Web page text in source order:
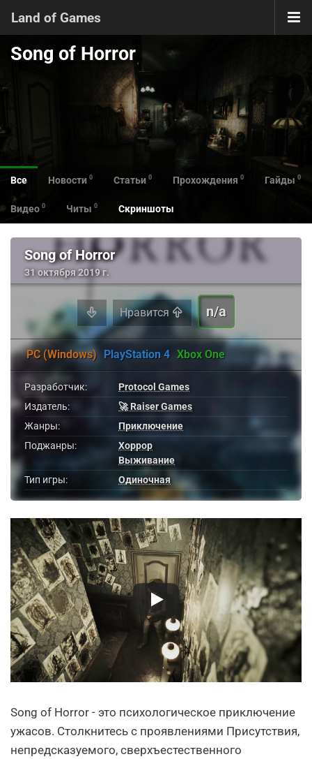
Land of Games
Song of Horror
Все Новости 0 Статьи 0 Прохождения 0 Гайды 0
Видео 0 Читы 0 Скриншоты
Song of Horror
31 октября 2019 г.
Нравится n/a
PC (Windows) PlayStation 4 Xbox One
Разработчик:
Protocol Games
Издатель:
🚀 Raiser Games
Жанры:
Приключение
Поджанры:
Хоррор
Выживание
Тип игры:
Одиночная
Song of Horror - это психологическое приключение
ужасов. Столкнитесь с проявлениями Присутствия,
непредсказуемого, сверхъестественного